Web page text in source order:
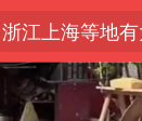
浙江上海等地
解锁各地夏日